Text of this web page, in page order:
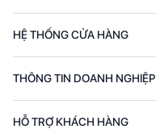
HỆ THỐNG CỬA HÀNG
THÔNG TIN DOANH NGHIỆP
HỖ TRỢ KHÁCH HÀNG